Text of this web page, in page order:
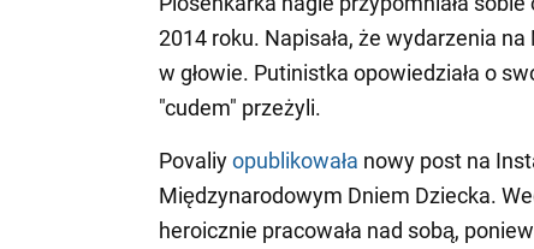
2014 roku. Napisała, że wydarzenia
w głowie. Putinistka opowiedziała o
"cudem" przeżyli.
Povaliyopublikowała nowy post na
Międzynarodowym Dniem Dziecka.
heroicznie pracowała nad sobą,